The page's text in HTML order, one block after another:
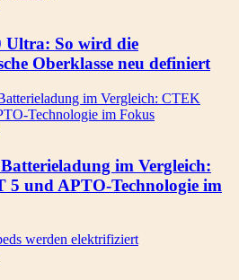
Ultra: So wird die
Oberklasse neu definiert
im Vergleich:
5 und APTO-Technologie im